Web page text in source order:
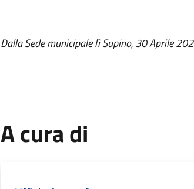
Dalla Sede municipale lì Supino,
Dr.
A cura di